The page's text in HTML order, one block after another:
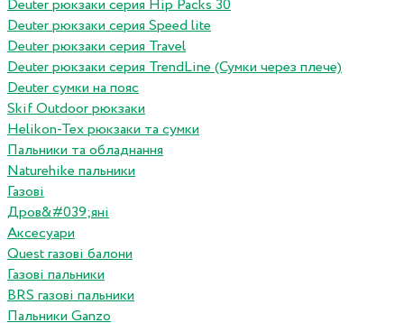
Deuter рюкзаки серия Hip Packs 30
Deuter рюкзаки серия Speed lite
Deuter рюкзаки серия Travel
Deuter рюкзаки серия TrendLine (Сумки через плече)
Deuter сумки на пояс
Skif Outdoor рюкзаки
Helikon-Tex рюкзаки та сумки
Пальники та обладнання
Naturehike пальники
Газові
Дров&#039;яні
Аксесуари
Quest газові балони
Газові пальники
BRS газові пальники
Пальники Ganzo